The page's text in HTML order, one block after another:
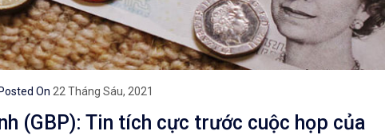
Posted On 22 Tháng Sáu, 2021
(GBP): Tin tích cực trước cuộc họp của